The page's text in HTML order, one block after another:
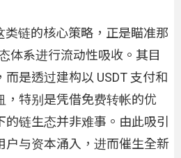
类链的核心策略，正是瞄准那
体系进行流动性吸收。其目
是透过建构以 USDT 支付和
，特别是凭借免费转帐的优
链生态并非难事。由此吸引
户与资本涌入，进而催生全新